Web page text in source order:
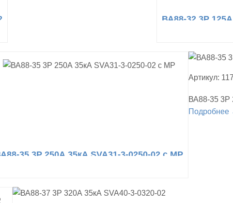
ВА88-32 3Р
35 3Р 250А 35кА SVA31-3-0250-02 с МР
Артикул:
ВА88-35 3Р